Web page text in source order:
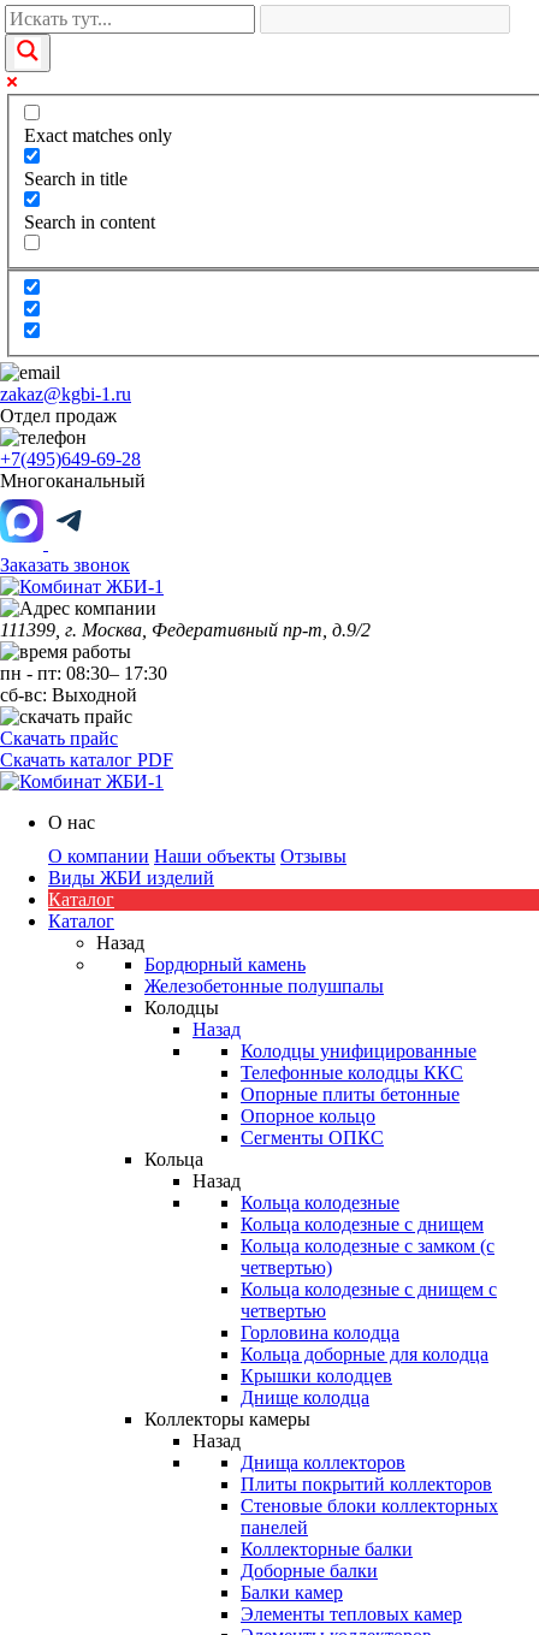
Exact matches only
Search in title
Search in content
zakaz@kgbi-1.ru
Отдел продаж
+7(495)649-69-28
Многоканальный
Заказать звонок
111399, г. Москва, Федеративный пр-т, д.9/2
пн - пт: 08:30– 17:30
сб-вс: Выходной
Скачать прайс
Скачать каталог PDF
О нас
О компании Наши объекты Отзывы
Виды ЖБИ изделий
Каталог
Каталог
Назад
Бордюрный камень
Железобетонные полушпалы
Колодцы
Назад
Колодцы унифицированные
Телефонные колодцы ККС
Опорные плиты бетонные
Опорное кольцо
Сегменты ОПКС
Кольца
Назад
Кольца колодезные
Кольца колодезные с днищем
Кольца колодезные с замком (с
четвертью)
Кольца колодезные с днищем с
четвертью
Горловина колодца
Кольца доборные для колодца
Крышки колодцев
Днище колодца
Коллекторы камеры
Назад
Днища коллекторов
Плиты покрытий коллекторов
Стеновые блоки коллекторных
панелей
Коллекторные балки
Доборные балки
Балки камер
Элементы тепловых камер